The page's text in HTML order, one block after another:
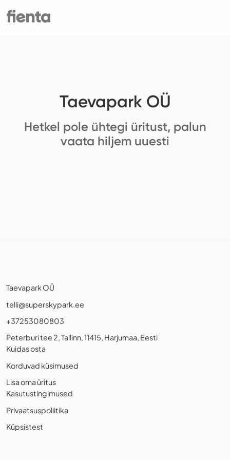
Taevapark OÜ
Hetkel pole ühtegi üritust, palun
vaata hiljem uuesti
Taevapark OÜ
telli@superskypark.ee
+37253080803
Peterburi tee 2, Tallinn, 11415, Harjumaa, Eesti
Kuidas osta
Korduvad küsimused
Lisa oma üritus
Kasutustingimused
Privaatsuspoliitika
Küpsistest